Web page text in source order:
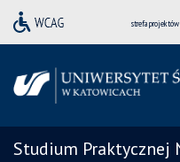
strefa projektów
Studium Praktycznej